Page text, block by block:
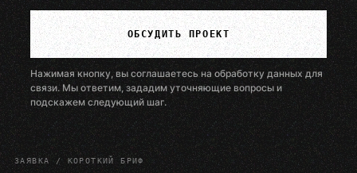
ЗАЯВКА / КОРОТКИЙ БРИФ
ОБСУДИТЬ ПРОЕКТ
Нажимая кнопку, вы соглашаетесь на обработку данных для
связи. Мы ответим, зададим уточняющие вопросы и
подскажем следующий шаг.